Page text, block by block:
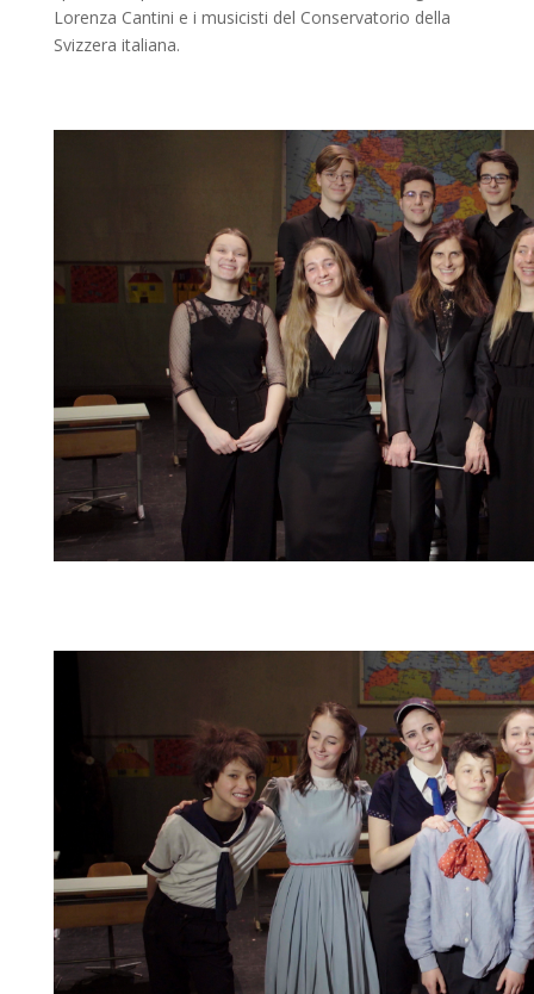
Lorenza Cantini e i musicisti del Conservatorio della
Svizzera italiana.